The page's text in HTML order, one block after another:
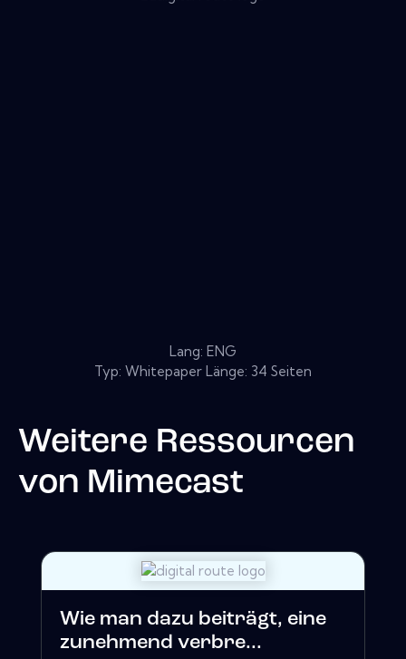
Lang: ENG
Typ: Whitepaper Länge: 34 Seiten
Weitere Ressourcen
von Mimecast
Wie man dazu beiträgt, eine
zunehmend verbre...